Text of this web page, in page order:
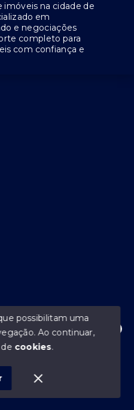
para te ajudar.
Imóveis - Todos os
imóveis na cidade de
em
e negociações
completo para
com confiança e
possibilitam uma
Ao continuar,
cookies.